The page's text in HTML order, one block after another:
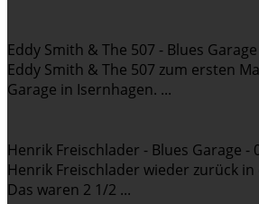
Eddy Smith & The 507 - Blues
Eddy Smith & The 507 zum ersten
Garage in Isernhagen. ...
Henrik Freischlader - Blues Garage -
Henrik Freischlader wieder zurück in
Das waren 2 1/2 ...